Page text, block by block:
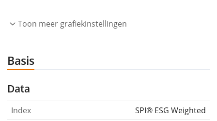
Toon meer grafiekinstellingen
Basis
Data
Index
SPI® ESG Weighted